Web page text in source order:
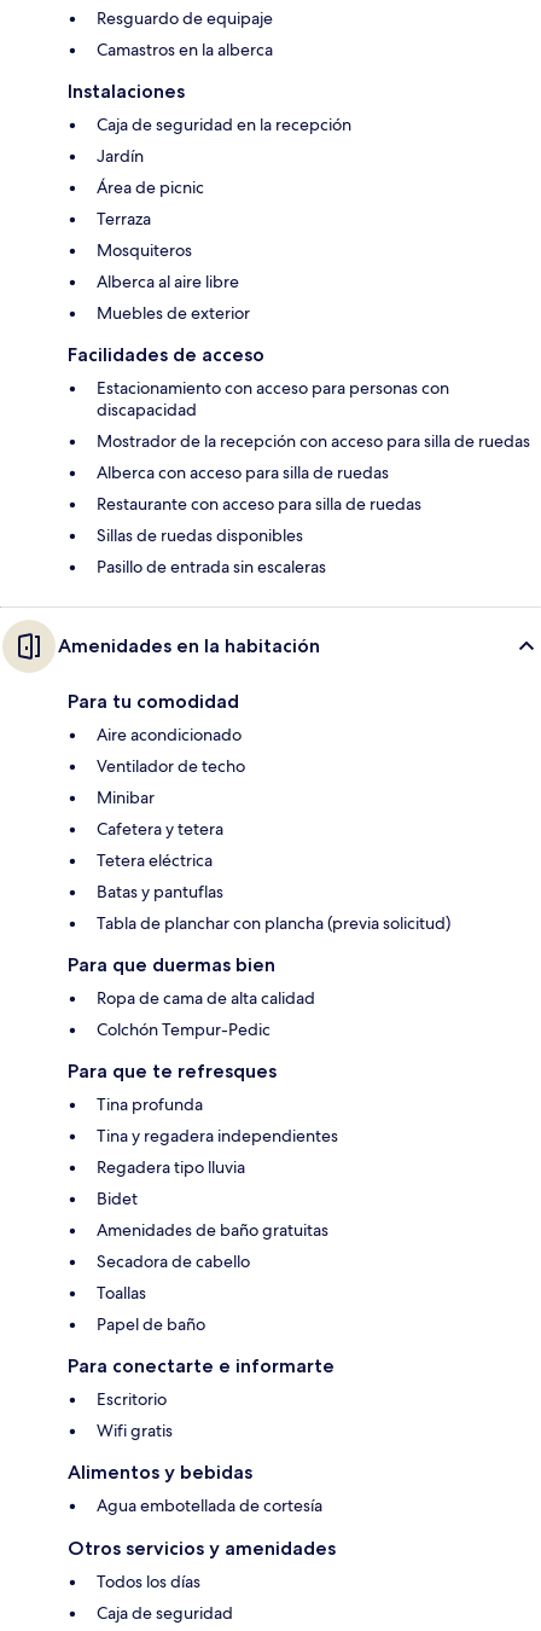
Resguardo de equipaje
Camastros en la alberca
Instalaciones
Caja de seguridad en la recepción
Jardín
Área de picnic
Terraza
Mosquiteros
Alberca al aire libre
Muebles de exterior
Facilidades de acceso
Estacionamiento con acceso para personas con
discapacidad
Mostrador de la recepción con acceso para silla de ruedas
Alberca con acceso para silla de ruedas
Restaurante con acceso para silla de ruedas
Sillas de ruedas disponibles
Pasillo de entrada sin escaleras
Amenidades en la habitación
Para tu comodidad
Aire acondicionado
Ventilador de techo
Minibar
Cafetera y tetera
Tetera eléctrica
Batas y pantuflas
Tabla de planchar con plancha (previa solicitud)
Para que duermas bien
Ropa de cama de alta calidad
Colchón Tempur-Pedic
Para que te refresques
Tina profunda
Tina y regadera independientes
Regadera tipo lluvia
Bidet
Amenidades de baño gratuitas
Secadora de cabello
Toallas
Papel de baño
Para conectarte e informarte
Escritorio
Wifi gratis
Alimentos y bebidas
Agua embotellada de cortesía
Otros servicios y amenidades
Todos los días
Caja de seguridad